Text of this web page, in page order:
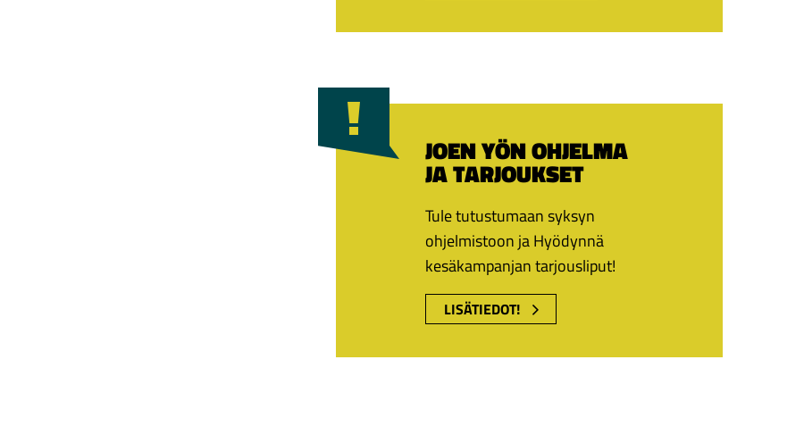
JOEN YÖN OHJELMA
JA TARJOUKSET
Tule tutustumaan syksyn
ohjelmistoon ja Hyödynnä
kesäkampanjan tarjousliput!
LISÄTIEDOT!